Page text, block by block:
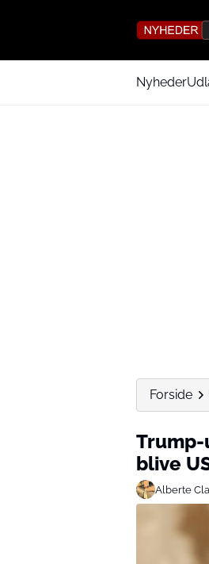
Nyheder
Forside
blive
Alberte